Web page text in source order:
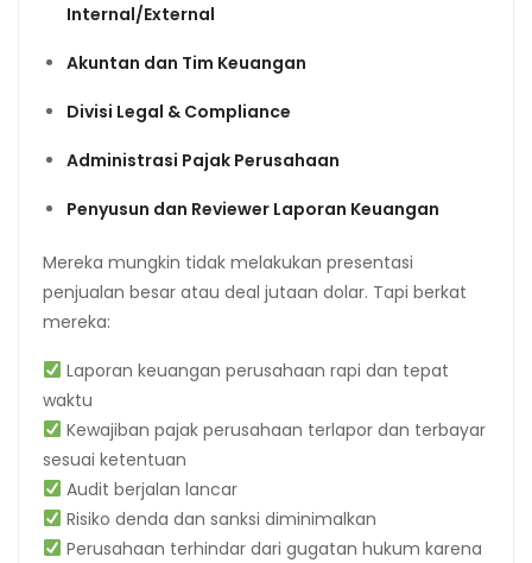
Internal/External
Akuntan dan Tim Keuangan
Divisi Legal & Compliance
Administrasi Pajak Perusahaan
Penyusun dan Reviewer Laporan Keuangan
Mereka mungkin tidak melakukan presentasi
penjualan besar atau deal jutaan dolar. Tapi berkat
mereka:
Laporan keuangan perusahaan rapi dan tepat
waktu
Kewajiban pajak perusahaan terlapor dan terbayar
sesuai ketentuan
Audit berjalan lancar
Risiko denda dan sanksi diminimalkan
Perusahaan terhindar dari gugatan hukum karena